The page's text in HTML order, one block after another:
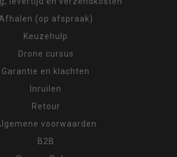
Afhalen (op afspraak)
Keuzehulp
Drone cursus
Garantie en klachten
Inruilen
Retour
voorwaarden
B2B